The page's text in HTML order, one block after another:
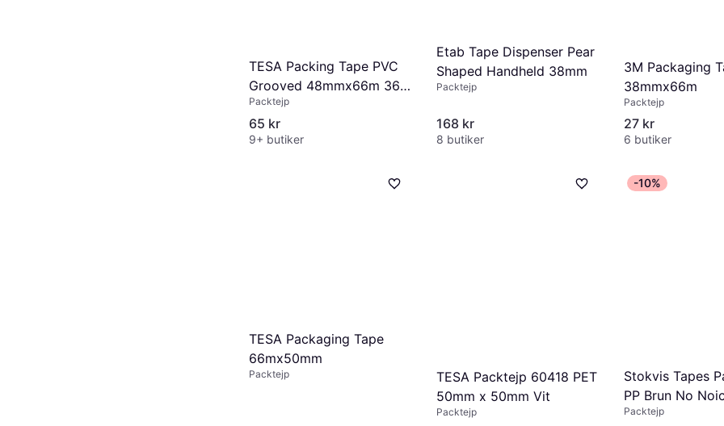
TESA Packing Tape PVC
Grooved 48mmx66m 36-
pack
Packtejp
65 kr
9+ butiker
Etab Tape Dispenser Pear
Shaped Handheld 38mm
Packtejp
168 kr
8 butiker
3M Packaging
38mmx66m
Packtejp
27 kr
6 butiker
TESA Packaging Tape
66mx50mm
Packtejp
TESA Packtejp 60418 PET
50mm x 50mm Vit
Packtejp
-10%
Stokvis Tapes
PP Brun No
66m
Packtejp